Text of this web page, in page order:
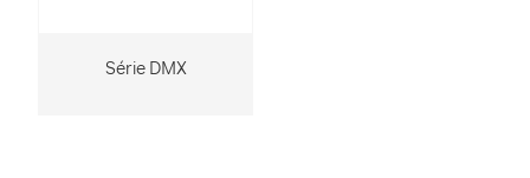
Série DMX